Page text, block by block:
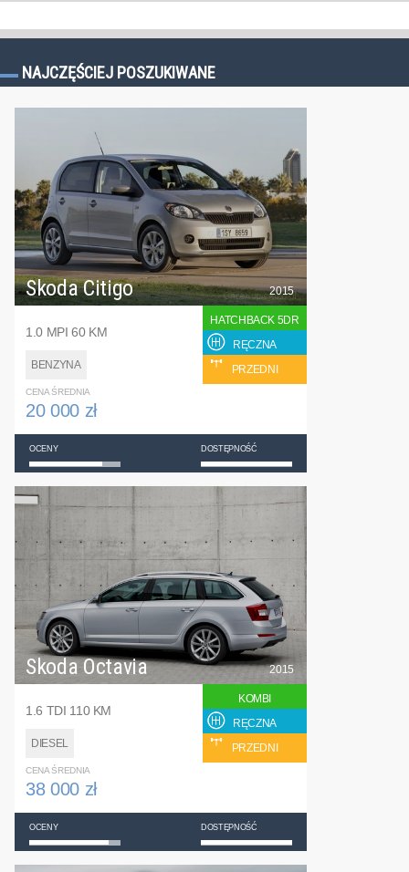
NAJCZĘŚCIEJ POSZUKIWANE
Skoda Citigo
1.0 MPI 60 KM
BENZYNA
2015
HATCHBACK 5DR
RĘCZNA
PRZEDNI
CENA ŚREDNIA
20 000 zł
OCENY DOSTĘPNOŚĆ
Skoda Octavia
1.6 TDI 110 KM
DIESEL
2015
KOMBI
RĘCZNA
PRZEDNI
CENA ŚREDNIA
38 000 zł
OCENY DOSTĘPNOŚĆ